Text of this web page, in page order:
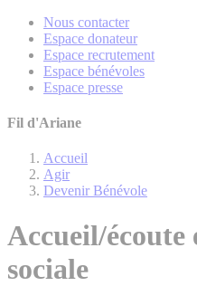
Nous contacter
Espace donateur
Espace recrutement
Espace bénévoles
Espace presse
Fil d'Ariane
Accueil
Agir
Devenir Bénévole
Accueil/écoute
sociale